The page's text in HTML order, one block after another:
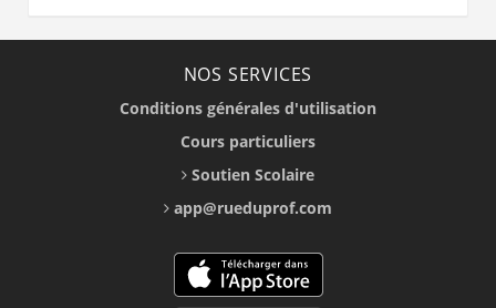
NOS SERVICES
Conditions générales d'utilisation
Cours particuliers
Soutien Scolaire
app@rueduprof.com